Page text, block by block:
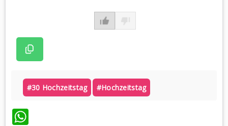
#30 Hochzeitstag #hochzeitstag
WhatsApp